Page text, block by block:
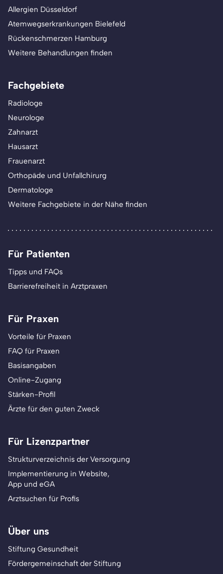
Allergien Düsseldorf
Atemwegserkrankungen Bielefeld
Rückenschmerzen Hamburg
Weitere Behandlungen finden
Fachgebiete
Radiologe
Neurologe
Zahnarzt
Hausarzt
Frauenarzt
Orthopäde und Unfallchirurg
Dermatologe
Weitere Fachgebiete in der Nähe finden
Für Patienten
Tipps und FAQs
Barrierefreiheit in Arztpraxen
Für Praxen
Vorteile für Praxen
FAQ für Praxen
Basisangaben
Online-Zugang
Stärken-Profil
Ärzte für den guten Zweck
Für Lizenzpartner
Strukturverzeichnis der Versorgung
Implementierung in Website,
App und eGA
Arztsuchen für Profis
Über uns
Stiftung Gesundheit
Fördergemeinschaft der Stiftung